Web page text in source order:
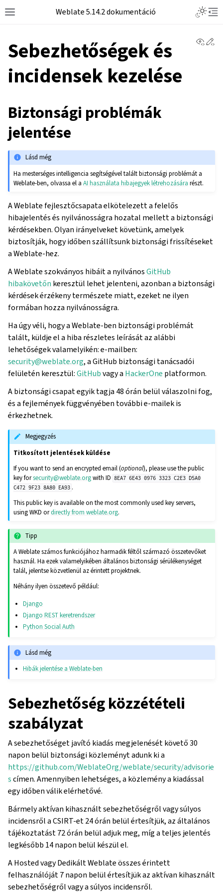
Weblate 5.14.2 dokumentáció
Sebezhetőségek és
incidensek kezelése
Biztonsági problémák
jelentése
Lásd még
Ha mesterséges intelligencia segítségével talált biztonsági problémát a
Weblate-ben, olvassa el aAI használata hibajegyek létrehozására részt.
A Weblate fejlesztőcsapata elkötelezett a felelős
hibajelentés és nyilvánosságra hozatal mellett a biztonsági
kérdésekben. Olyan irányelveket követünk, amelyek
biztosítják, hogy időben szállítsunk biztonsági frissítéseket
a Weblate-hez.
A Weblate szokványos hibáit a nyilvánosGitHub
hibakövetőn keresztül lehet jelenteni, azonban a biztonsági
kérdések érzékeny természete miatt, ezeket ne ilyen
formában hozza nyilvánosságra.
Ha úgy véli, hogy a Weblate-ben biztonsági problémát
talált, küldje el a hiba részletes leírását az alábbi
lehetőségek valamelyikén: e-mailben:
security@weblate.org, a GitHub biztonsági tanácsadói
felületén keresztül:GitHubvagy a HackerOne platformon.
A biztonsági csapat egyik tagja 48 órán belül válaszolni fog,
és a fejlemények függvényében további e-mailek is
érkezhetnek.
Megjegyzés
Titkosított jelentések küldése
If you want to send an encrypted email (optional), please use the public
key forsecurity@weblate.orgwith ID 8EA7 6E43 0976 3323 C2E3 D5A0
C472 9F23 8A80 EA93 .
This public key is available on the most commonly used key servers,
using WKD ordirectly from weblate.org.
Tipp
A Weblate számos funkciójához harmadik féltől származó összetevőket
használ. Ha ezek valamelyikében általános biztonsági sérülékenységet
talál, jelentse közvetlenül az érintett projektnek.
Néhány ilyen összetevő például:
Django
Django REST keretrendszer
Python Social Auth
Lásd még
Hibák jelentése a Weblate-ben
Sebezhetőség közzétételi
szabályzat
A sebezhetőséget javító kiadás megjelenését követő 30
napon belül biztonsági közleményt adunk ki a
https://github.com/WeblateOrg/weblate/security/advisorie
scímen. Amennyiben lehetséges, a közlemény a kiadással
egy időben válik elérhetővé.
Bármely aktívan kihasznált sebezhetőségről vagy súlyos
incidensről a CSIRT-et 24 órán belül értesítjük, az általános
tájékoztatást 72 órán belül adjuk meg, míg a teljes jelentés
legkésőbb 14 napon belül készül el.
A Hosted vagy Dedikált Weblate összes érintett
felhasználóját 7 napon belül értesítjük az aktívan kihasznált
sebezhetőségről vagy a súlyos incidensről.